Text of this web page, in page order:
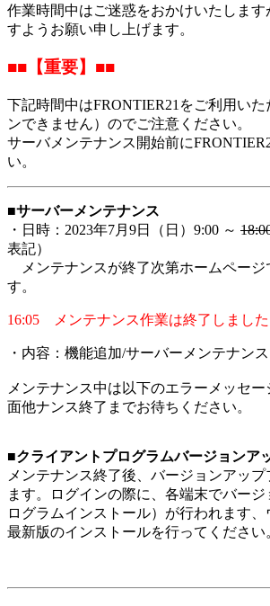
作業時間中はご迷惑をおかけいたします
すようお願い申し上げます。
■■【重要】■■
下記時間中はFRONTIER21をご利用い
ンできません）のでご注意ください。
サーバメンテナンス開始前に
い。
■サーバーメンテナンス
・日時：2023年7月9日（日）9:00 ～
表記）
メンテナンスが終了次第ホームページ
す。
16:05 メンテナンス作業は終了しました
・内容：機能追加/サーバーメンテナンス
メンテナンス中は以下のエラーメッセー
面他ナンス終了までお待ちください。
■クライアントプログラムバージョンア
メンテナンス終了後、バージョンアッ
ます。ログインの際に、各端末でバー
ログラムインストール）が⾏われます
最新版のインストールを⾏ってください